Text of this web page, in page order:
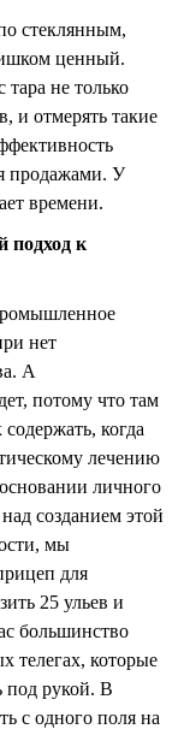
стеклянным,
ценный.
тара не только
и отмерять такие
продажами. У
времени.
подход к
нет
А
потому что там
когда
лечению
личного
созданием этой
мы
для
25 ульев и
большинство
телегах, которые
под рукой. В
с одного поля на